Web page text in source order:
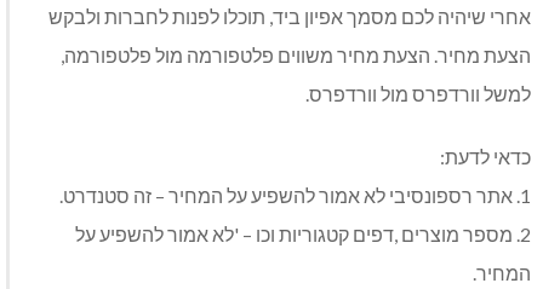
למשל‭ ‬וורדפרס‭ ‬מול‭ ‬וורדפרס‭.‬
כדאי‭ ‬לדעת‭:‬
1. ‬אתר‭ ‬רספונסיבי‭ ‬לא‭ ‬אמור‭ ‬להשפיע‭ ‬על‭ ‬המחיר‭ ‬‮–‬‭ ‬זה‭ ‬סטנדרט‭. ‬
‬המחיר‭.‬